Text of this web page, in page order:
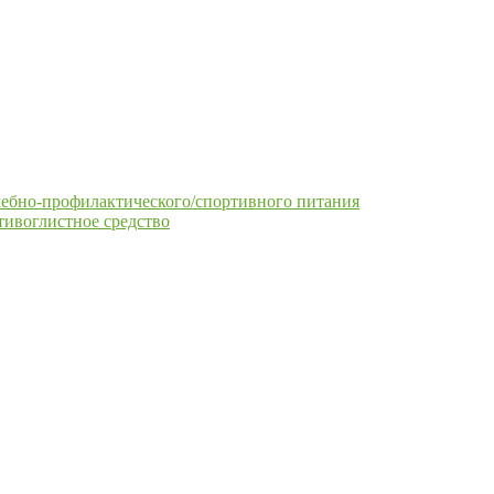
профилактического/спортивного питания
средство